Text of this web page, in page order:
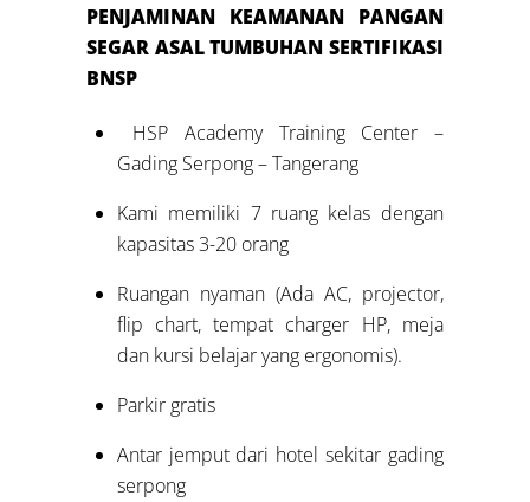
PENJAMINAN KEAMANAN PANGAN
SEGAR ASAL TUMBUHAN SERTIFIKASI
BNSP
HSP Academy Training Center –
Gading Serpong – Tangerang
Kami memiliki 7 ruang kelas dengan
kapasitas 3-20 orang
Ruangan nyaman (Ada AC, projector,
flip chart, tempat charger HP, meja
dan kursi belajar yang ergonomis).
Parkir gratis
Antar jemput dari hotel sekitar gading
serpong